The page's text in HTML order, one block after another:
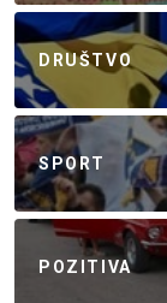
DRUŠTVO
SPORT
POZITIVA